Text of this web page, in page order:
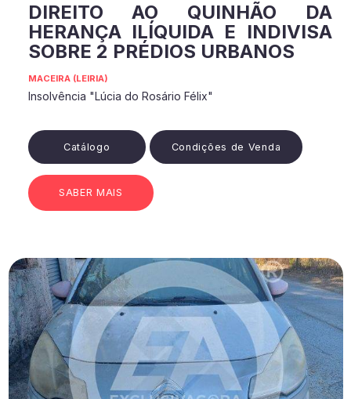
DIREITO AO QUINHÃO DA
HERANÇA ILÍQUIDA E INDIVISA
SOBRE 2 PRÉDIOS URBANOS
MACEIRA (LEIRIA)
Insolvência "Lúcia do Rosário Félix"
Catálogo Condições de Venda
SABER MAIS